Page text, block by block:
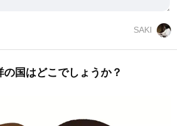
SAKI
の国はどこでしょうか？